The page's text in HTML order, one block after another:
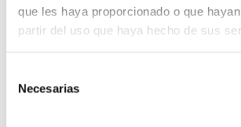
que les haya proporcionado o que
partir del uso que haya hecho de sus
Necesarias
Impedancia salida
Î©
75
Control polar.
V
12 - 14 x
Frecuencia salida